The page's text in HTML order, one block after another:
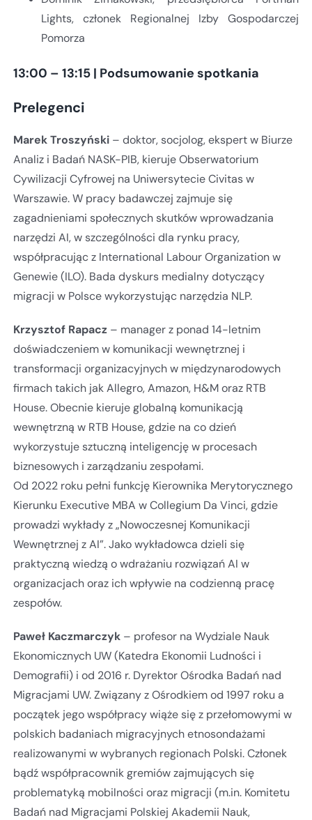
Lights, członek Regionalnej Izby Gospodarczej
Pomorza
13:00 – 13:15 | Podsumowanie spotkania
Prelegenci
Marek Troszyński – doktor, socjolog, ekspert w Biurze
Analiz i Badań NASK-PIB, kieruje Obserwatorium
Cywilizacji Cyfrowej na Uniwersytecie Civitas w
Warszawie. W pracy badawczej zajmuje się
zagadnieniami społecznych skutków wprowadzania
narzędzi AI, w szczególności dla rynku pracy,
współpracując z International Labour Organization w
Genewie (ILO). Bada dyskurs medialny dotyczący
migracji w Polsce wykorzystując narzędzia NLP.
Krzysztof Rapacz – manager z ponad 14-letnim
doświadczeniem w komunikacji wewnętrznej i
transformacji organizacyjnych w międzynarodowych
firmach takich jak Allegro, Amazon, H&M oraz RTB
House. Obecnie kieruje globalną komunikacją
wewnętrzną w RTB House, gdzie na co dzień
wykorzystuje sztuczną inteligencję w procesach
biznesowych i zarządzaniu zespołami.
Od 2022 roku pełni funkcję Kierownika Merytorycznego
Kierunku Executive MBA w Collegium Da Vinci, gdzie
prowadzi wykłady z „Nowoczesnej Komunikacji
Wewnętrznej z AI”. Jako wykładowca dzieli się
praktyczną wiedzą o wdrażaniu rozwiązań AI w
organizacjach oraz ich wpływie na codzienną pracę
zespołów.
Paweł Kaczmarczyk – profesor na Wydziale Nauk
Ekonomicznych UW (Katedra Ekonomii Ludności i
Demografii) i od 2016 r. Dyrektor Ośrodka Badań nad
Migracjami UW. Związany z Ośrodkiem od 1997 roku a
początek jego współpracy wiąże się z przełomowymi w
polskich badaniach migracyjnych etnosondażami
realizowanymi w wybranych regionach Polski. Członek
bądź współpracownik gremiów zajmujących się
problematyką mobilności oraz migracji (m.in. Komitetu
Badań nad Migracjami Polskiej Akademii Nauk,